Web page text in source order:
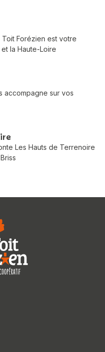
Forézien est votre
la Haute-Loire
accompagne sur vos
Les Hauts de Terrenoire